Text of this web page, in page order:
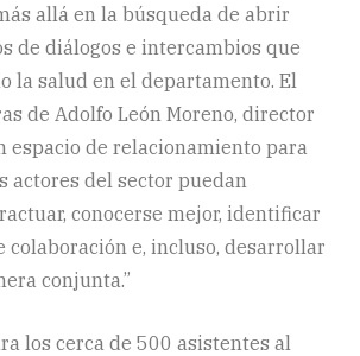
allá en la búsqueda de abrir
de diálogos e intercambios que
la salud en el departamento. El
de Adolfo León Moreno, director
espacio de relacionamiento para
actores del sector puedan
conocerse mejor, identificar
colaboración e, incluso, desarrollar
conjunta.”
los cerca de 500 asistentes al